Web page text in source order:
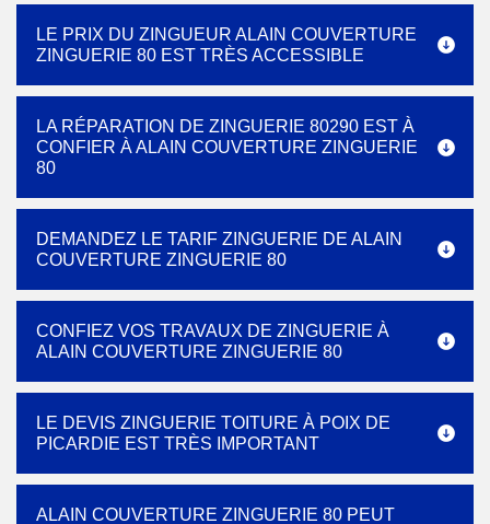
LE PRIX DU ZINGUEUR ALAIN COUVERTURE
ZINGUERIE 80 EST TRÈS ACCESSIBLE
LA RÉPARATION DE ZINGUERIE 80290 EST À
CONFIER À ALAIN COUVERTURE ZINGUERIE
80
DEMANDEZ LE TARIF ZINGUERIE DE ALAIN
COUVERTURE ZINGUERIE 80
CONFIEZ VOS TRAVAUX DE ZINGUERIE À
ALAIN COUVERTURE ZINGUERIE 80
LE DEVIS ZINGUERIE TOITURE À POIX DE
PICARDIE EST TRÈS IMPORTANT
ALAIN COUVERTURE ZINGUERIE 80 PEUT